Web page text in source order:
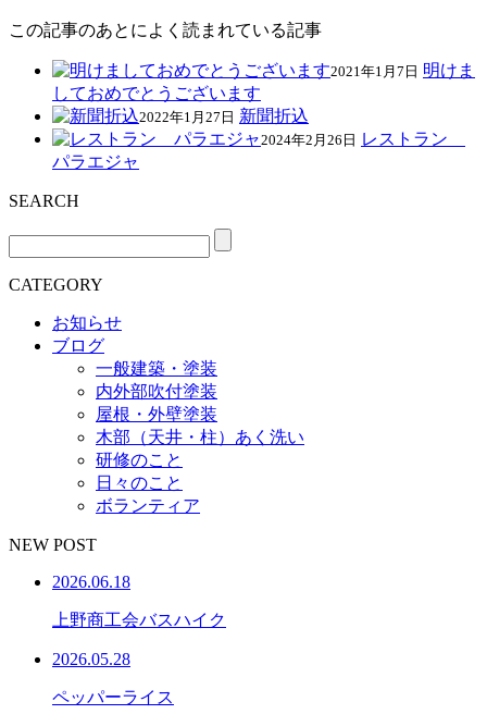
この記事のあとによく読まれている記事
2021年1月7日 明けま
しておめでとうございます
2022年1月27日 新聞折込
2024年2月26日 レストラン
パラエジャ
SEARCH
CATEGORY
お知らせ
ブログ
一般建築・塗装
内外部吹付塗装
屋根・外壁塗装
木部（天井・柱）あく洗い
研修のこと
日々のこと
ボランティア
NEW POST
2026.06.18
上野商工会バスハイク
2026.05.28
ペッパーライス